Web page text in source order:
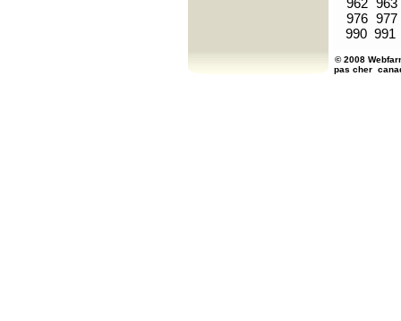
962 963
976 977
990 991
© 2008
pas cher